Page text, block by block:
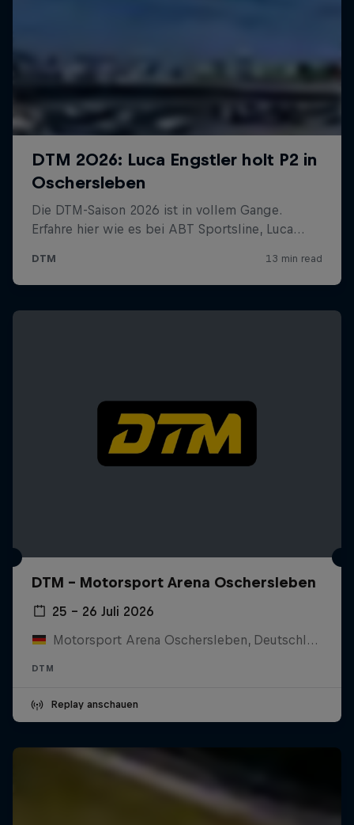
DTM – Motorsport Arena Oschersleben
25 – 26 Juli 2026
Motorsport Arena Oschersleben, Deutschland
DTM
Replay anschauen